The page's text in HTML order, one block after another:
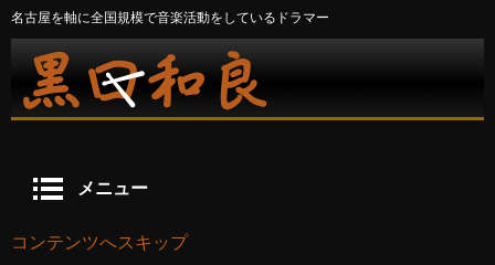
名古屋を軸に全国規模で音楽活動をしているドラマー
メニュー
コンテンツへスキップ